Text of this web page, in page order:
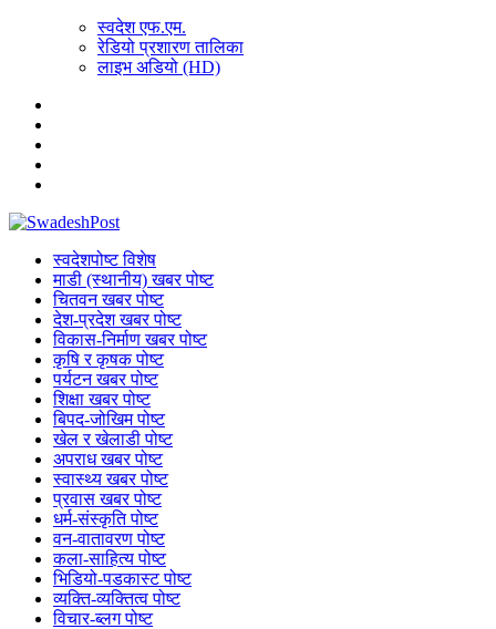
स्वदेश एफ.एम.
रेडियो प्रशारण तालिका
लाइभ अडियो (HD)
स्वदेशपोष्ट विशेष
माडी (स्थानीय) खबर पोष्ट
चितवन खबर पोष्ट
देश-प्रदेश खबर पोष्ट
विकास-निर्माण खबर पोष्ट
कृषि र कृषक पोष्ट
पर्यटन खबर पोष्ट
शिक्षा खबर पोष्ट
बिपद-जोखिम पोष्ट
खेल र खेलाडी पोष्ट
अपराध खबर पोष्ट
स्वास्थ्य खबर पोष्ट
प्रवास खबर पोष्ट
धर्म-संस्कृति पोष्ट
वन-वातावरण पोष्ट
कला-साहित्य पोष्ट
भिडियो-पडकास्ट पोष्ट
व्यक्ति-व्यक्तित्व पोष्ट
विचार-ब्लग पोष्ट